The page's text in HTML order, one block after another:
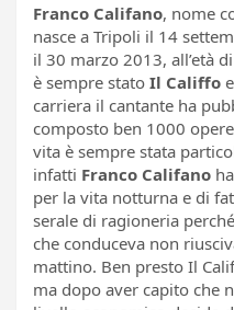
Franco Califano, nome
nasce a Tripoli il 14
il 30 marzo 2013, all’età di
è sempre stato Il Califfo
carriera il cantante ha
composto ben 1000
vita è sempre stata
infatti Franco Califano
per la vita notturna e di
serale di ragioneria
che conduceva non
mattino. Ben presto Il
ma dopo aver capito che